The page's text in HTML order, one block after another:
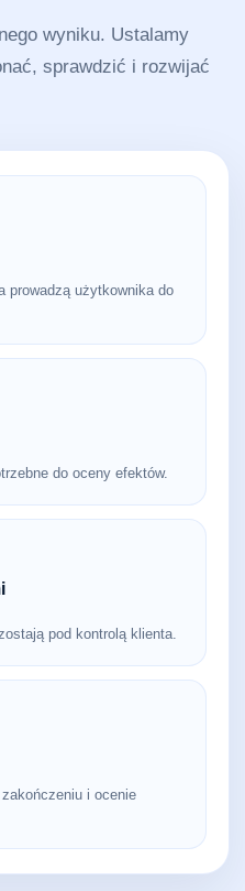
wyniku. Ustalamy
sprawdzić i rozwijać
prowadzą użytkownika do
do oceny efektów.
pod kontrolą klienta.
i ocenie